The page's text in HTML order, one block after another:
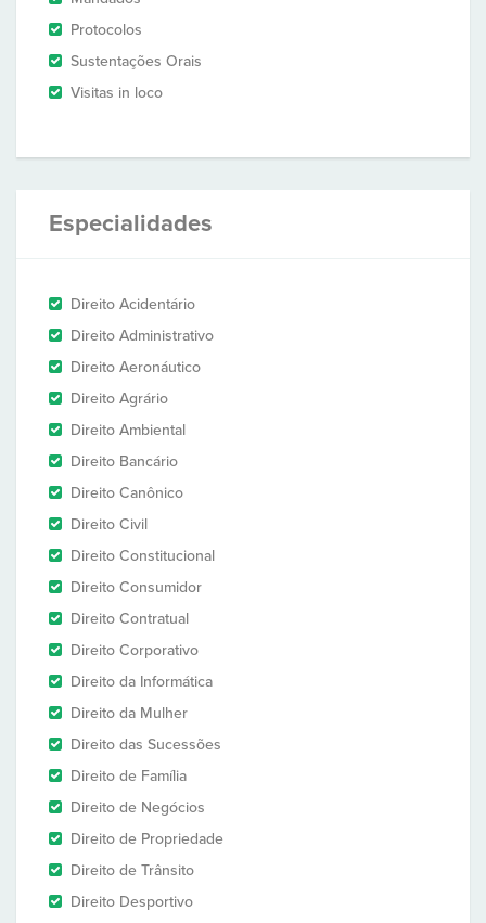
Protocolos
Sustentações Orais
Visitas in loco
Especialidades
Direito Acidentário
Direito Administrativo
Direito Aeronáutico
Direito Agrário
Direito Ambiental
Direito Bancário
Direito Canônico
Direito Civil
Direito Constitucional
Direito Consumidor
Direito Contratual
Direito Corporativo
Direito da Informática
Direito da Mulher
Direito das Sucessões
Direito de Família
Direito de Negócios
Direito de Propriedade
Direito de Trânsito
Direito Desportivo